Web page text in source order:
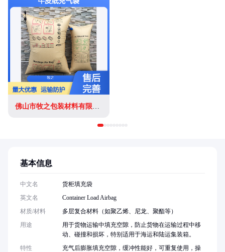
佛山市牧之包装材料有限公司
基本信息
中文名
货柜填充袋
英文名
Container Load Airbag
材质/材料
多层复合材料（如聚乙烯、尼龙、聚酯等）
用途
用于货物运输中填充空隙，防止货物在运输过程中移
动、碰撞和损坏，特别适用于海运和陆运集装箱。
特性
充气后膨胀填充空隙，缓冲性能好，可重复使用，操